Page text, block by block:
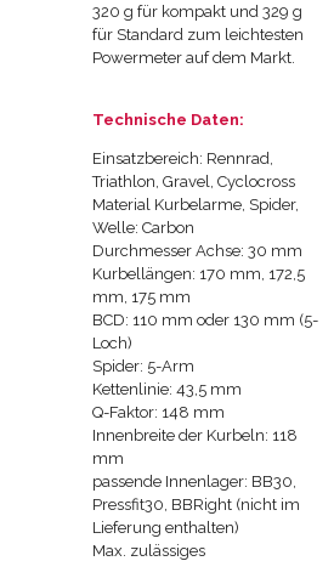
320 g für kompakt und 329 g
für Standard zum leichtesten
Powermeter auf dem Markt.
Technische Daten:
Einsatzbereich: Rennrad,
Triathlon, Gravel, Cyclocross
Material Kurbelarme, Spider,
Welle: Carbon
Durchmesser Achse: 30 mm
Kurbellängen: 170 mm, 172,5
mm, 175 mm
BCD: 110 mm oder 130 mm (5-
Loch)
Spider: 5-Arm
Kettenlinie: 43,5 mm
Q-Faktor: 148 mm
Innenbreite der Kurbeln: 118
mm
passende Innenlager: BB30,
Pressfit30, BBRight (nicht im
Lieferung enthalten)
Max. zulässiges